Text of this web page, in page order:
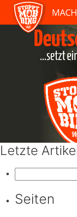
Letzte
nach:
Seiten